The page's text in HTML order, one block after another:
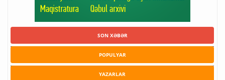
SON XƏBƏR
POPULYAR
YAZARLAR